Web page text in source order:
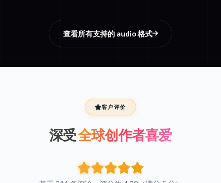
查看所有支持的 audio 格式
客户评价
深受全球创作者喜爱